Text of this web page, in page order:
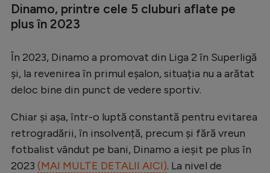
Tenis
Handbal
Natație
Formula 1
Gimnastică
Auto
Dinamo, printre cele 5 cluburi aflate pe
plus în 2023
În 2023, Dinamo a promovat din Liga 2 în Superligă
și, la revenirea în primul eșalon, situația nu a arătat
deloc bine din punct de vedere sportiv.
Chiar și așa, într-o luptă constantă pentru evitarea
retrogradării, în insolvență, precum și fără vreun
fotbalist vândut pe bani, Dinamo a ieșit pe plus în
2023 (MAI MULTE DETALII AICI). La nivel de